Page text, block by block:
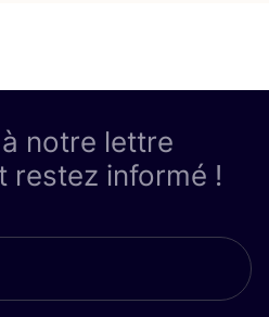
notre lettre
restez informé !